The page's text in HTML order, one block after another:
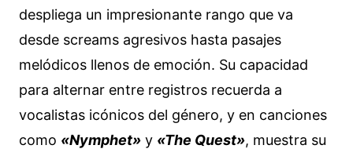
despliega un impresionante rango que va
desde screams agresivos hasta pasajes
melódicos llenos de emoción. Su capacidad
para alternar entre registros recuerda a
vocalistas icónicos del género, y en canciones
como «Nymphet» y «The Quest», muestra su